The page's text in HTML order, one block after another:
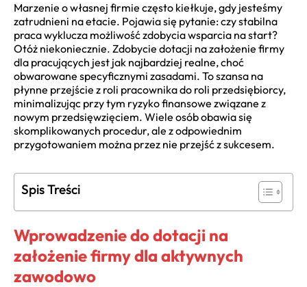
Marzenie o własnej firmie często kiełkuje, gdy jesteśmy
zatrudnieni na etacie. Pojawia się pytanie: czy stabilna
praca wyklucza możliwość zdobycia wsparcia na start?
Otóż niekoniecznie. Zdobycie dotacji na założenie firmy
dla pracujących jest jak najbardziej realne, choć
obwarowane specyficznymi zasadami. To szansa na
płynne przejście z roli pracownika do roli przedsiębiorcy,
minimalizując przy tym ryzyko finansowe związane z
nowym przedsięwzięciem. Wiele osób obawia się
skomplikowanych procedur, ale z odpowiednim
przygotowaniem można przez nie przejść z sukcesem.
Spis Treści
Wprowadzenie do dotacji na
założenie firmy dla aktywnych
zawodowo